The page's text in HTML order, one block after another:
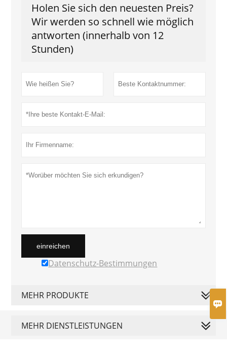

Holen Sie sich den neuesten Preis?
Wir werden so schnell wie möglich
antworten (innerhalb von 12
Stunden)
einreichen
Datenschutz-Bestimmungen
MEHR PRODUKTE
MEHR DIENSTLEISTUNGEN